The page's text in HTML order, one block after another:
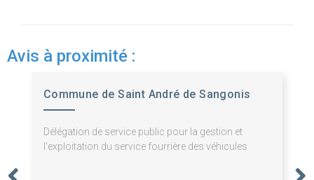
Avis à proximité :
Commune de Saint André de Sangonis
Délégation de service public pour la gestion et
l'exploitation du service fourrière des véhicules